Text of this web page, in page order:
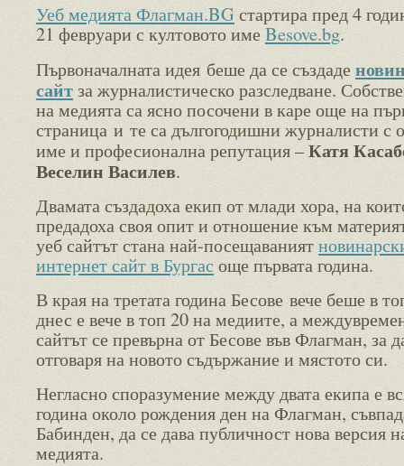
Уеб медията Флагман.BGстартира пред 4
21 февруари с култовото имеBesove.bg.
Първоначалната идея беше да се създаде
сайтза журналистическо разследване.
на медията са ясно посочени в каре още на
страница и те са дългогодишни журналисти с
име и професионална репутация –Катя
Веселин Василев.
Двамата създадоха екип от млади хора, на
предадоха своя опит и отношение към
уеб сайтът стана най-посещаваният
интернет сайт в Бургас още първата година.
В края на третата година Бесове вече беше в
днес е вече в топ 20 на медиите, а
сайтът се превърна от Бесове във Флагман, за
отговаря на новото съдържание и мястото си.
Негласно споразумение между двата екипа е
година около рождения ден на Флагман,
Бабинден, да се дава публичност нова версия
медията.